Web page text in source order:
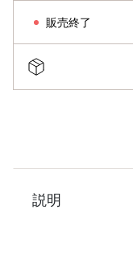
販売終了
説明